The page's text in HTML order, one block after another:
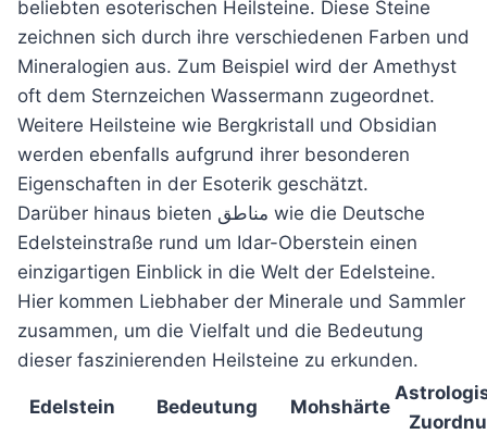
beliebten esoterischen Heilsteine. Diese Steine
zeichnen sich durch ihre verschiedenen Farben und
Mineralogien aus. Zum Beispiel wird der Amethyst
oft dem Sternzeichen Wassermann zugeordnet.
Weitere Heilsteine wie Bergkristall und Obsidian
werden ebenfalls aufgrund ihrer besonderen
Eigenschaften in der Esoterik geschätzt.
Darüber hinaus bieten مناطق wie die Deutsche
Edelsteinstraße rund um Idar-Oberstein einen
einzigartigen Einblick in die Welt der Edelsteine.
Hier kommen Liebhaber der Minerale und Sammler
zusammen, um die Vielfalt und die Bedeutung
dieser faszinierenden Heilsteine zu erkunden.
Edelstein Bedeutung Mohshärte